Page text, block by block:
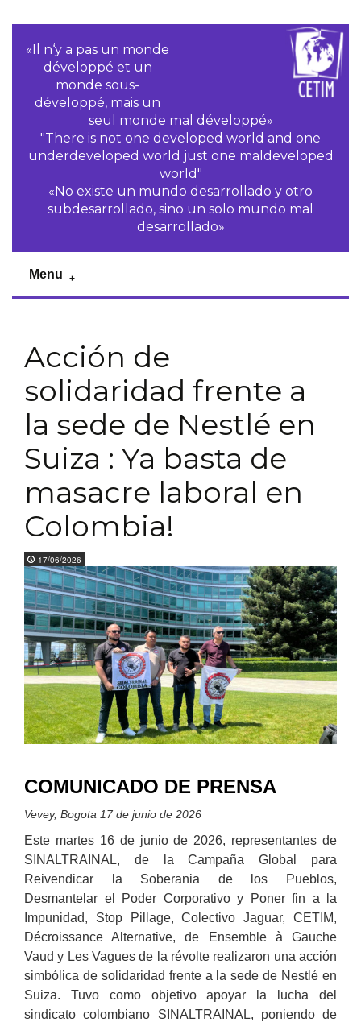
«Il n‘y a pas un monde
développé et un
monde sous-
développé, mais un
seul monde mal développé»
"There is not one developed world and one
underdeveloped world just one maldeveloped
world"
«No existe un mundo desarrollado y otro
subdesarrollado, sino un solo mundo mal
desarrollado»
Menu
Acción de
solidaridad frente a
la sede de Nestlé en
Suiza : Ya basta de
masacre laboral en
Colombia!
17/06/2026
COMUNICADO DE PRENSA
Vevey, Bogota 17 de junio de 2026
Este martes 16de junio de 2026, representantes de
SINALTRAINAL, de la Campaña Global para
Reivendicar la Soberania de los Pueblos,
Desmantelar el Poder Corporativo y Poner fin a la
Impunidad, Stop Pillage, Colectivo Jaguar, CETIM,
Décroissance Alternative,de
Ensemble à Gauche
Vaudy Les Vagues de la révolte realizaron una acción
simbólica de solidaridad frente a la sede de Nestlé en
Suiza. Tuvocomo objetivo apoyar la lucha del
sindicato colombiano SINALTRAINAL, poniendo de